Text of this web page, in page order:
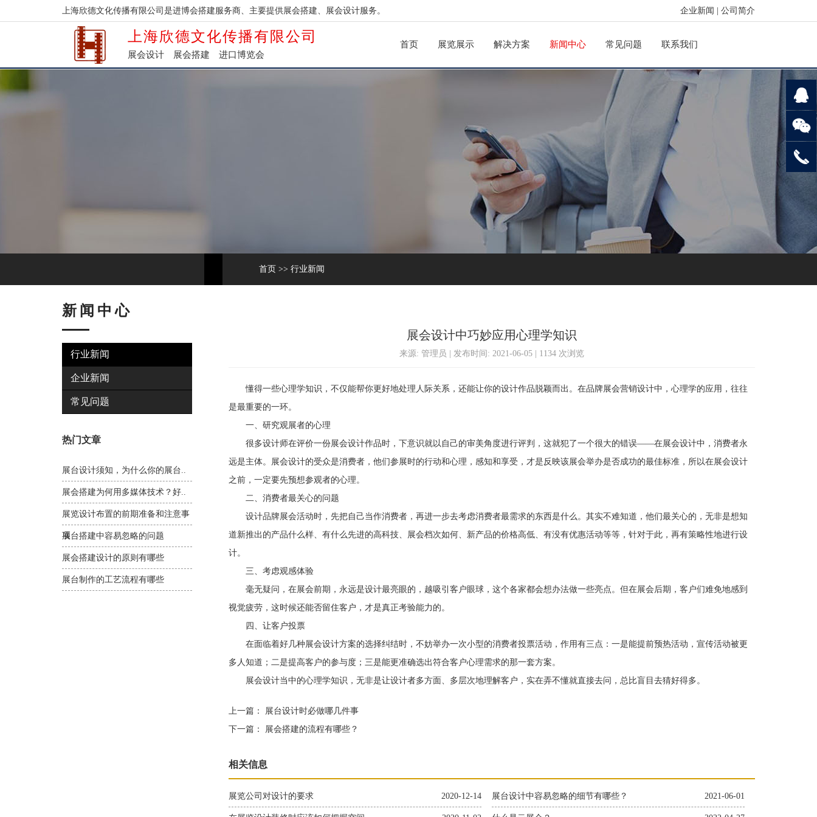
企业新闻 公司简介
上海欣德文化传播有限公司是进博会搭建服务商、主要提供展会搭建、展会设计服务。
上海欣德文化传播有限公司
展会设计 展会搭建 进口博览会
首页 展览展示 解决方案 新闻中心 常见问题 联系我们
首页 >> 行业新闻
新闻中心
行业新闻
企业新闻
常见问题
热门文章
展台设计须知，为什么你的展台..
展会搭建为何用多媒体技术？好..
展览设计布置的前期准备和注意事
项
展台搭建中容易忽略的问题
展会搭建设计的原则有哪些
展台制作的工艺流程有哪些
展会设计中巧妙应用心理学知识
来源: 管理员 | 发布时间: 2021-06-05 | 1134 次浏览
懂得一些心理学知识，不仅能帮你更好地处理人际关系，还能让你的设计作品脱颖而出。在品牌展会营销设计中，心理学的应用，往往
是最重要的一环。
一、研究观展者的心理
很多设计师在评价一份展会设计作品时，下意识就以自己的审美角度进行评判，这就犯了一个很大的错误——在展会设计中，消费者永
远是主体。展会设计的受众是消费者，他们参展时的行动和心理，感知和享受，才是反映该展会举办是否成功的最佳标准，所以在展会设计
之前，一定要先预想参观者的心理。
二、消费者最关心的问题
设计品牌展会活动时，先把自己当作消费者，再进一步去考虑消费者最需求的东西是什么。其实不难知道，他们最关心的，无非是想知
道新推出的产品什么样、有什么先进的高科技、展会档次如何、新产品的价格高低、有没有优惠活动等等，针对于此，再有策略性地进行设
计。
三、考虑观感体验
毫无疑问，在展会前期，永远是设计最亮眼的，越吸引客户眼球，这个各家都会想办法做一些亮点。但在展会后期，客户们难免地感到
视觉疲劳，这时候还能否留住客户，才是真正考验能力的。
四、让客户投票
在面临着好几种展会设计方案的选择纠结时，不妨举办一次小型的消费者投票活动，作用有三点：一是能提前预热活动，宣传活动被更
多人知道；二是提高客户的参与度；三是能更准确选出符合客户心理需求的那一套方案。
展会设计当中的心理学知识，无非是让设计者多方面、多层次地理解客户，实在弄不懂就直接去问，总比盲目去猜好得多。
上一篇：
展台设计时必做哪几件事
下一篇：
展会搭建的流程有哪些？
相关信息
2020-12-14
展览公司对设计的要求 2021-06-01
展台设计中容易忽略的细节有哪些？